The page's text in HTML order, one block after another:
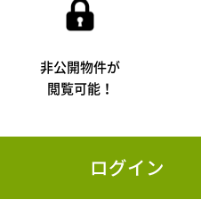
非公開物件が
閲覧可能！
ログイン